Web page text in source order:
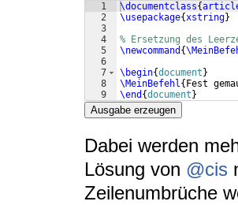
1
2
3
4
5
6
7
8
9
\documentclass{
\usepackage{xstring}
% Ersetzung des
\newcommand {
\begin{document }
\MeinBefehl{ Fest
\end {document }
Ausgabe erzeugen
Dabei werden
Lösung von @cis
Zeilenumbrüche